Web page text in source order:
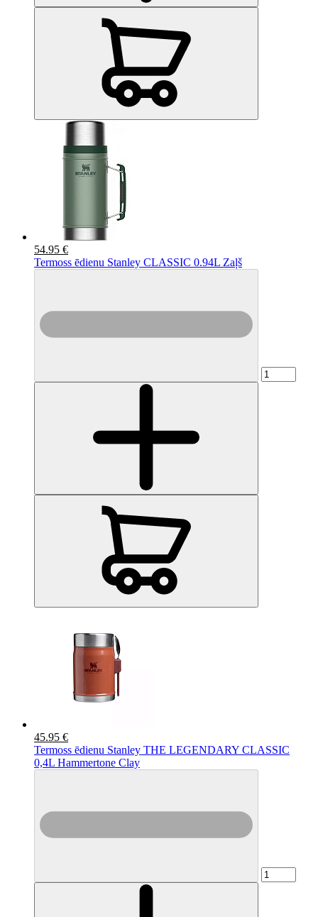
54.95 €
Termoss ēdienu Stanley CLASSIC 0.94L Zaļš
45.95 €
Termoss ēdienu Stanley THE LEGENDARY CLASSIC
0,4L Hammertone Clay